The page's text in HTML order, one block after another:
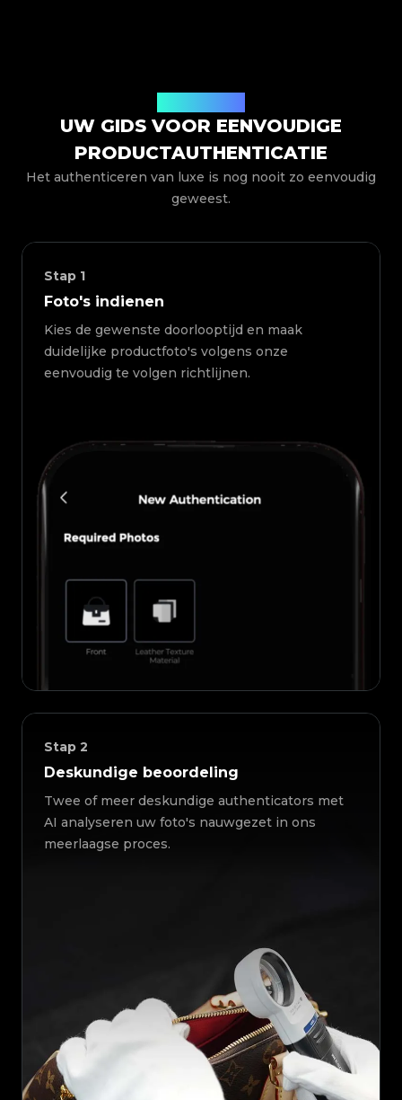
UW GIDS VOOR EENVOUDIGE
PRODUCTAUTHENTICATIE
Het authenticeren van luxe is nog nooit zo eenvoudig
geweest.
Stap 1
Foto's indienen
Kies de gewenste doorlooptijd en maak
duidelijke productfoto's volgens onze
eenvoudig te volgen richtlijnen.
Stap 2
Deskundige beoordeling
Twee of meer deskundige authenticators met
AI analyseren uw foto's nauwgezet in ons
meerlaagse proces.